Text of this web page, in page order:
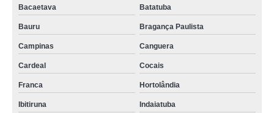
Bacaetava Batatuba
Bauru Bragança Paulista
Campinas Canguera
Cardeal Cocais
Franca Hortolândia
Ibitiruna Indaiatuba